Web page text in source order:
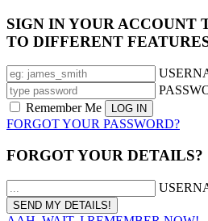
SIGN IN YOUR ACCOUNT
TO DIFFERENT
Remember Me
FORGOT YOUR PASSWORD?
FORGOT YOUR DETAILS?